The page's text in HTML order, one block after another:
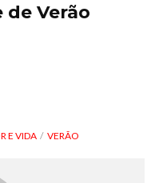
de Verão
E VIDA VERÃO